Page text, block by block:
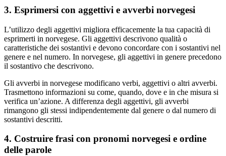
3. Esprimersi con aggettivi e avverbi norvegesi
L’utilizzo degli aggettivi migliora efficacemente la tua capacità di
esprimerti in norvegese. Gli aggettivi descrivono qualità o
caratteristiche dei sostantivi e devono concordare con i sostantivi nel
genere e nel numero. In norvegese, gli aggettivi in genere precedono
il sostantivo che descrivono.
Gli avverbi in norvegese modificano verbi, aggettivi o altri avverbi.
Trasmettono informazioni su come, quando, dove e in che misura si
verifica un’azione. A differenza degli aggettivi, gli avverbi
rimangono gli stessi indipendentemente dal genere o dal numero di
sostantivi descritti.
4. Costruire frasi con pronomi norvegesi e ordine
delle parole